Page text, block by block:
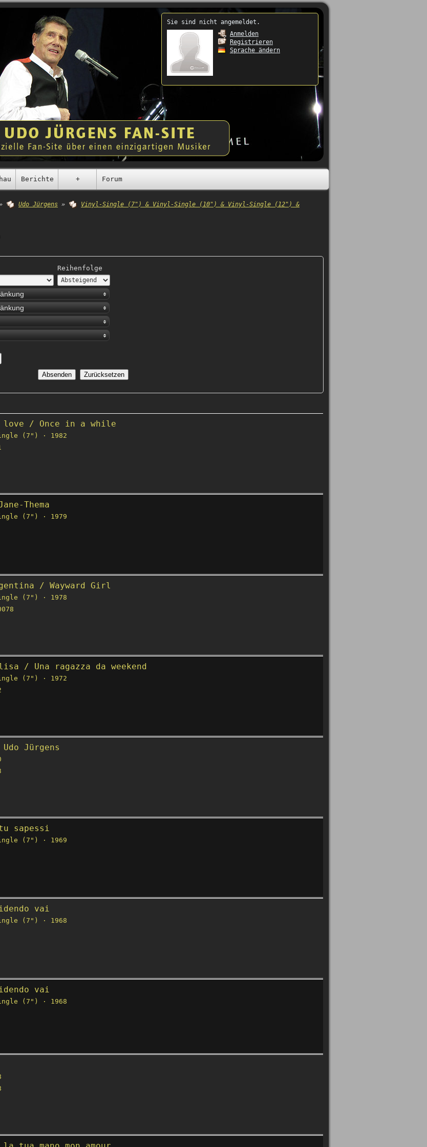
Sie sind nicht angemeldet.
Anmelden
Registrieren
Sprache ändern
Berichte + Forum
Udo Jürgens »
Vinyl-Single (7") & Vinyl-Single (10") & Vinyl-Single (12") &
Reihenfolge
/ Once in a while
(7") · 1982
Thema
(7") · 1979
/ Wayward Girl
(7") · 1978
/ Una ragazza da weekend
(7") · 1972
Jürgens
sapessi
(7") · 1969
vai
(7") · 1968
vai
(7") · 1968